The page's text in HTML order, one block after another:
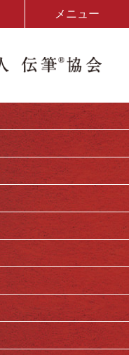
メニュー